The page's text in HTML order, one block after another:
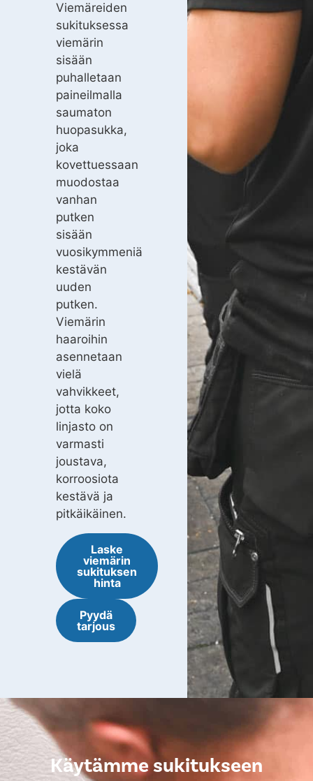
Viemäreiden
sukituksessa
viemärin
sisään
puhalletaan
paineilmalla
saumaton
huopasukka,
joka
kovettuessaan
muodostaa
vanhan
putken
sisään
vuosikymmeniä
kestävän
uuden
putken.
Viemärin
haaroihin
asennetaan
vielä
vahvikkeet,
jotta koko
linjasto on
varmasti
joustava,
korroosiota
kestävä ja
pitkäikäinen.
Laske
viemärin
sukituksen
hinta
Pyydä
tarjous
Käytämme sukitukseen